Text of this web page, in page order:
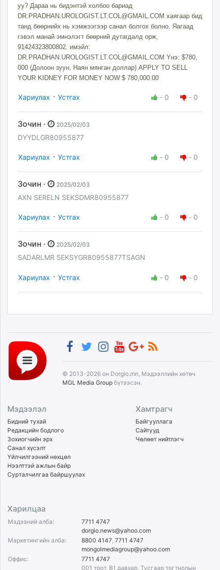
уу? Дараа нь бидэнтэй холбоо бариад
DR.PRADHAN.UROLOGIST.LT.COL@GMAIL.COM хаягаар бид
танд бөөрнийх нь хэмжээгээр санал болгох болно. Яагаад
гэвэл манай эмнэлэгт бөөрний дутагдалд орж,
91424323800802. имэйл:
DR.PRADHAN.UROLOGIST.LT.COL@GMAIL.COM Yнэ: $780,
000 (Долоон зуун, Наян мянган доллар) APPLY TO SELL
YOUR KIDNEY FOR MONEY NOW $ 780,000.00
Хариулах · Устгах - 0 - 0
Зочин · 2025/02/03
DYYDLGR80955877
Хариулах · Устгах - 0 - 0
Зочин · 2025/02/03
AXN SERELN SEKSDMR80955877
Хариулах · Устгах - 0 - 0
Зочин · 2025/02/03
SADARLMR SEKSYGR80955877TSAGN
Хариулах · Устгах - 0 - 0
© 2013-2026 он Dorgio.mn, Мэдээллийн хөтөч
MGL Media Group бүтээсэн.
Мэдээлэл
Бидний тухай
Редакцийн бодлого
Зохиогчийн эрх
Санал хүсэлт
Үйлчилгээний нөхцөл
Нээлттэй ажлын байр
Сурталчилгаа байршуулах
Хамтрагч
Байгууллага
Сайтууд
Чөлөөт нийтлэгч
Харилцаа
Мэдээний алба:
7711 4747
dorgio.news@yahoo.com
Маркетингийн алба:
8800 4147 7711 4747
mongolmediagroup@yahoo.com
Оффис:
7711 4747
001 тоот, B1 давхар, Тусгаар тогтнолын